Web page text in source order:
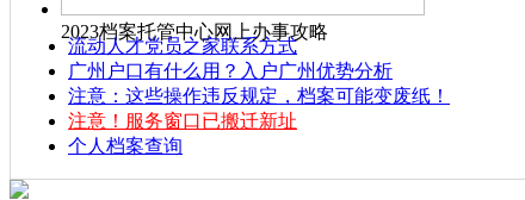
2023档案托管中心网上办事攻略
流动人才党员之家联系方式
广州户口有什么用？入户广州优势分析
注意：这些操作违反规定，档案可能变废纸！
注意！服务窗口已搬迁新址
个人档案查询